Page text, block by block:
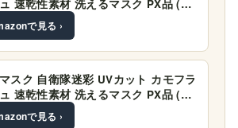
速乾性素材 洗えるマスク PX品 (…
で見る ›
スク 自衛隊迷彩 UVカット カモフラ
速乾性素材 洗えるマスク PX品 (…
で見る ›